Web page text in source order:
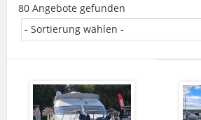
80 Angebote gefunden